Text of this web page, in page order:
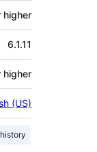
higher
6.1.11
higher
(US)
history